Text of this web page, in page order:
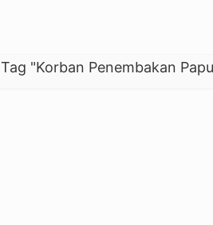
Tag "Korban Penembakan